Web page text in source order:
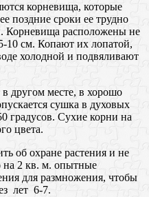
корневища, которые
поздние сроки ее трудно
Корневища расположены не
10 см. Копают их лопатой,
холодной и подвяливают
другом месте, в хорошо
сушка в духовых
градусов. Сухие корни на
цвета.
об охране растения и не
на 2 кв. м. опытные
для размножения, чтобы
лет 6-7.